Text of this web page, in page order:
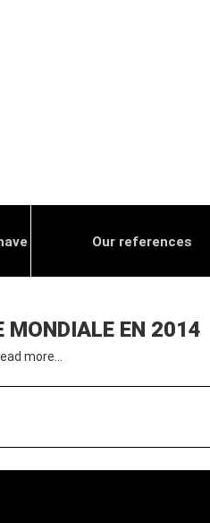
Our references
MONDIALE EN 2014
more…